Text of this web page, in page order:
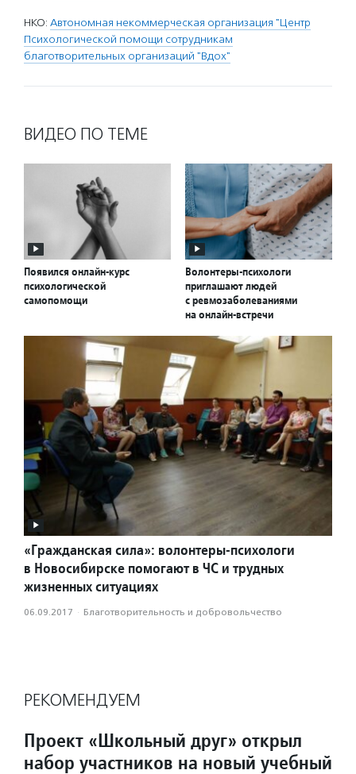
НКО: Автономная некоммерческая организация "Центр
Психологической помощи сотрудникам
благотворительных организаций "Вдох"
ВИДЕО ПО ТЕМЕ
Появился онлайн-курс
психологической
самопомощи
Волонтеры-психологи
приглашают людей
с ревмозаболеваниями
на онлайн-встречи
«Гражданская сила»: волонтеры-психологи
в Новосибирске помогают в ЧС и трудных
жизненных ситуациях
06.09.2017 · Благотвори­тель­ность и доброволь­чест­во
РЕКОМЕНДУЕМ
Проект «Школьный друг» открыл
набор участников на новый учебный